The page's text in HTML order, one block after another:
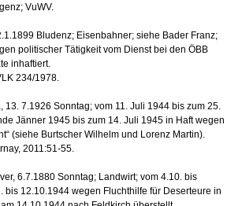
VuWV.
Bludenz; Eisenbahner; siehe Bader Franz;
politischer Tätigkeit vom Dienst bei den ÖBB
inhaftiert.
234/1978.
13. 7.1926 Sonntag; vom 11. Juli 1944 bis zum 25.
Jänner 1945 bis zum 14. Juli 1945 in Haft wegen
(siehe Burtscher Wilhelm und Lorenz Martin).
2011:51-55.
6.7.1880 Sonntag; Landwirt; vom 4.10. bis
bis 12.10.1944 wegen Fluchthilfe für Deserteure in